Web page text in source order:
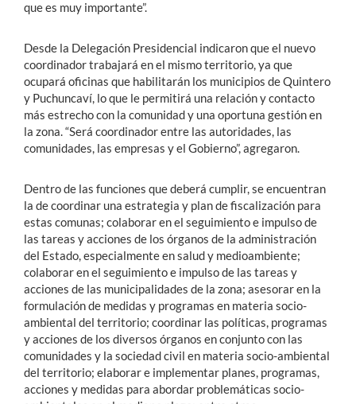
que es muy importante”.
Desde la Delegación Presidencial indicaron que el nuevo
coordinador trabajará en el mismo territorio, ya que
ocupará oficinas que habilitarán los municipios de Quintero
y Puchuncaví, lo que le permitirá una relación y contacto
más estrecho con la comunidad y una oportuna gestión en
la zona. “Será coordinador entre las autoridades, las
comunidades, las empresas y el Gobierno”, agregaron.
Dentro de las funciones que deberá cumplir, se encuentran
la de coordinar una estrategia y plan de fiscalización para
estas comunas; colaborar en el seguimiento e impulso de
las tareas y acciones de los órganos de la administración
del Estado, especialmente en salud y medioambiente;
colaborar en el seguimiento e impulso de las tareas y
acciones de las municipalidades de la zona; asesorar en la
formulación de medidas y programas en materia socio-
ambiental del territorio; coordinar las políticas, programas
y acciones de los diversos órganos en conjunto con las
comunidades y la sociedad civil en materia socio-ambiental
del territorio; elaborar e implementar planes, programas,
acciones y medidas para abordar problemáticas socio-